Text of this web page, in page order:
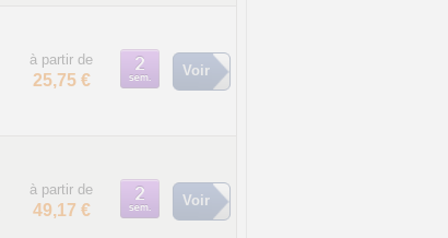
à partir de
25,75 €
Voir
à partir de
49,17 €
Voir